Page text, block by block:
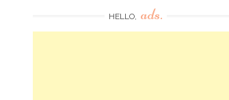
HELLO, ads.